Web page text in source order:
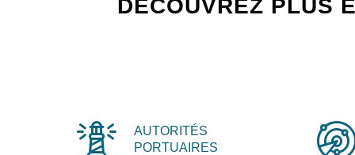
DÉCOUVREZ PLUS
AUTORITÉS
PORTUAIRES